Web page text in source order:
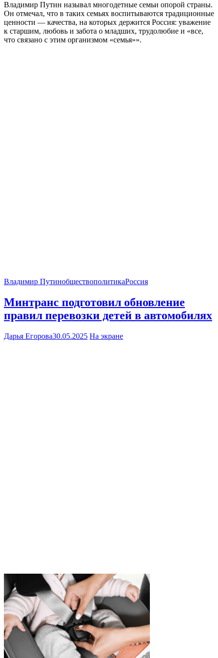
Владимир Путин называл многодетные семьи опорой страны.
Он отмечал, что в таких семьях воспитываются традиционные
ценности — качества, на которых держится Россия: уважение
к старшим, любовь и забота о младших, трудолюбие и «все,
что связано с этим организмом «семья»».
Владимир ПутинобществополитикаРоссия
Минтранс подготовил обновление
правил перевозки детей в автомобилях
Дарья Егорова30.05.2025 На экране